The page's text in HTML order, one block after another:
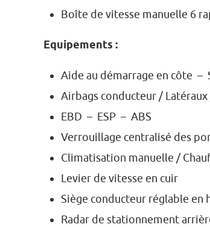
Boîte de vitesse manuelle 6
Equipements :
Aide au démarrage en côte
Airbags conducteur / Latéraux
EBD – ESP – ABS
Verrouillage centralisé des
Climatisation manuelle /
Levier de vitesse en cuir
Siège conducteur réglable
Radar de stationnement